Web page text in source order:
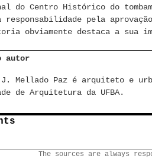
do Centro Histórico do
responsabilidade pela
obviamente destaca a sua
autor
Mellado Paz é arquiteto e
de Arquitetura da UFBA.
The sources are always